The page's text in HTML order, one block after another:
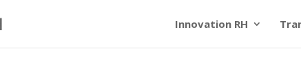
Innovation RH